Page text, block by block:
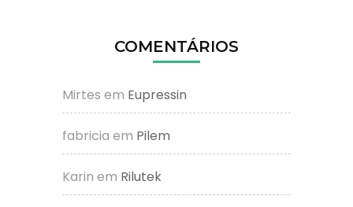
COMENTÁRIOS
Mirtes em Eupressin
fabricia em Pilem
Karin em Rilutek